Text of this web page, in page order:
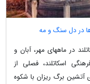
2025: جادوی اسکاتلند در ماههای مهر، آبان و
اسکاتلند، فصلی از
برگ ریزان با شکوه